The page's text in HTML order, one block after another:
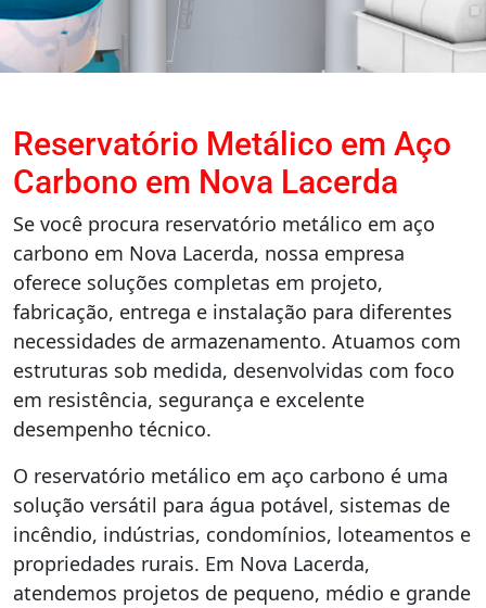
Reservatório Metálico em Aço
Carbono em Nova Lacerda
Se você procura reservatório metálico em aço
carbono em Nova Lacerda, nossa empresa
oferece soluções completas em projeto,
fabricação, entrega e instalação para diferentes
necessidades de armazenamento. Atuamos com
estruturas sob medida, desenvolvidas com foco
em resistência, segurança e excelente
desempenho técnico.
O reservatório metálico em aço carbono é uma
solução versátil para água potável, sistemas de
incêndio, indústrias, condomínios, loteamentos e
propriedades rurais. Em Nova Lacerda,
atendemos projetos de pequeno, médio e grande